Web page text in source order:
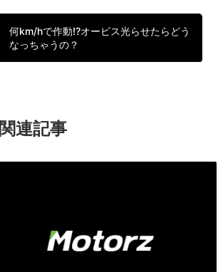
何km/hで作動!?オービス光らせたらどう
なっちゃうの？
関連記事